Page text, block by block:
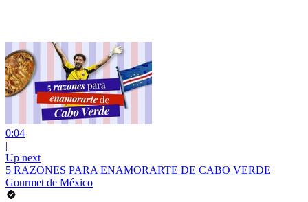
0:04
|
Up next
5 RAZONES PARA ENAMORARTE DE CABO VERDE
Gourmet de México